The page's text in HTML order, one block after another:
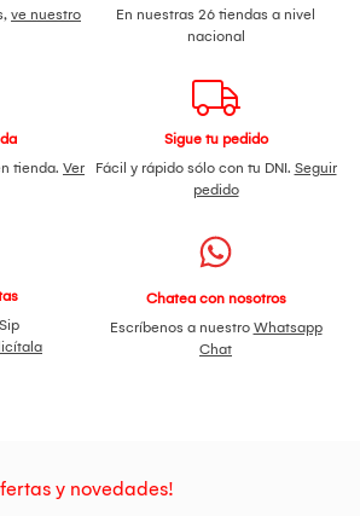
ve nuestro
En nuestras 26 tiendas a nivel
nacional
tienda. Ver
Sigue tu pedido
Fácil y rápido sólo con tu DNI. Seguir
pedido
Chatea con nosotros
Escríbenos a nuestro Whatsapp
Chat
y novedades!